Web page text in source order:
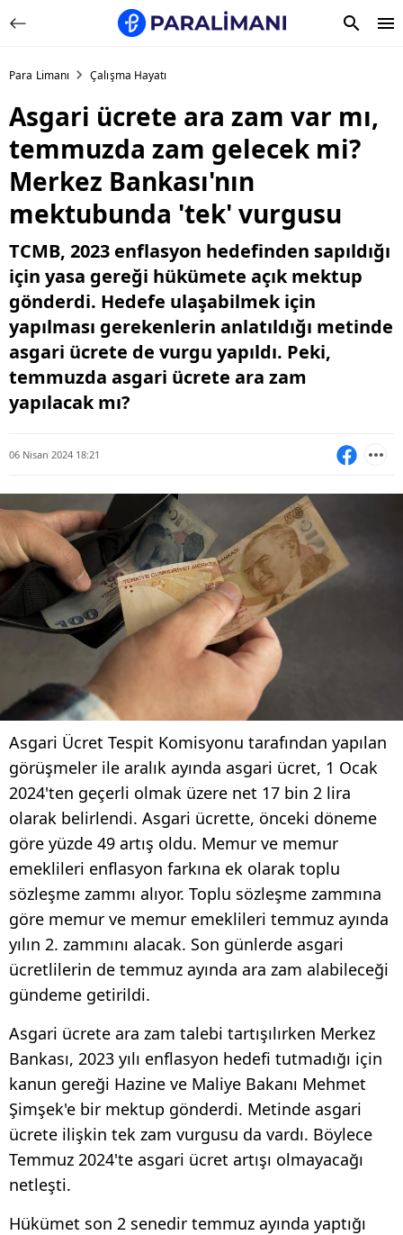
Para Limanı Çalışma Hayatı
Asgari ücrete ara zam var mı,
temmuzda zam gelecek mi?
Merkez Bankası'nın
mektubunda 'tek' vurgusu
TCMB, 2023 enflasyon hedefinden sapıldığı
için yasa gereği hükümete açık mektup
gönderdi. Hedefe ulaşabilmek için
yapılması gerekenlerin anlatıldığı metinde
asgari ücrete de vurgu yapıldı. Peki,
temmuzda asgari ücrete ara zam
yapılacak mı?
06 Nisan 2024 18:21
Asgari Ücret Tespit Komisyonu tarafından yapılan
görüşmeler ile aralık ayında asgari ücret, 1 Ocak
2024'ten geçerli olmak üzere net 17 bin 2 lira
olarak belirlendi. Asgari ücrette, önceki döneme
göre yüzde 49 artış oldu. Memur ve memur
emeklileri enflasyon farkına ek olarak toplu
sözleşme zammı alıyor. Toplu sözleşme zammına
göre memur ve memur emeklileri temmuz ayında
yılın 2. zammını alacak. Son günlerde asgari
ücretlilerin de temmuz ayında ara zam alabileceği
gündeme getirildi.
Asgari ücrete ara zam talebi tartışılırken Merkez
Bankası, 2023 yılı enflasyon hedefi tutmadığı için
kanun gereği Hazine ve Maliye Bakanı Mehmet
Şimşek'e bir mektup gönderdi. Metinde asgari
ücrete ilişkin tek zam vurgusu da vardı. Böylece
Temmuz 2024'te asgari ücret artışı olmayacağı
netleşti.
Hükümet son 2 senedir temmuz ayında yaptığı